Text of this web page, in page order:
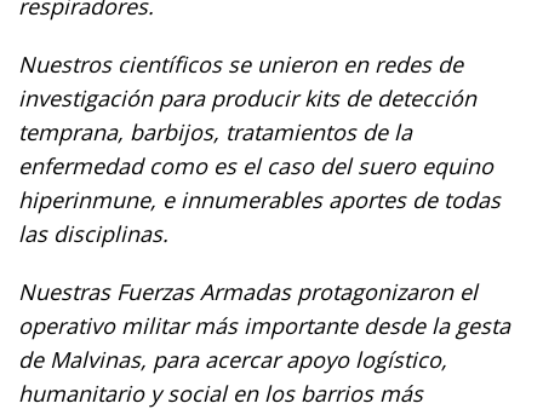
respiradores.
Nuestros científicos se unieron en redes de
investigación para producir kits de detección
temprana, barbijos, tratamientos de la
enfermedad como es el caso del suero equino
hiperinmune, e innumerables aportes de todas
las disciplinas.
Nuestras Fuerzas Armadas protagonizaron el
operativo militar más importante desde la gesta
de Malvinas, para acercar apoyo logístico,
humanitario y social en los barrios más